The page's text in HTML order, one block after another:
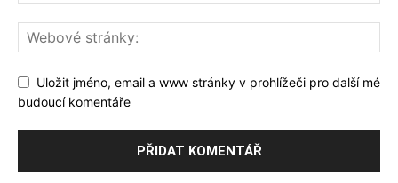
Uložit jméno, email a www stránky v prohlížeči pro další mé
budoucí komentáře